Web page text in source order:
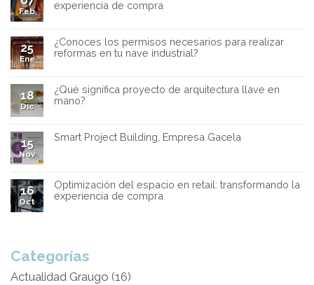
Feb
experiencia de compra
25
Ene
¿Conoces los permisos necesarios para realizar
reformas en tu nave industrial?
18
Dic
¿Qué significa proyecto de arquitectura llave en
mano?
15
Nov
Smart Project Building, Empresa Gacela
16
Oct
Optimización del espacio en retail: transformando la
experiencia de compra
Categorías
Actualidad Graugo (16)